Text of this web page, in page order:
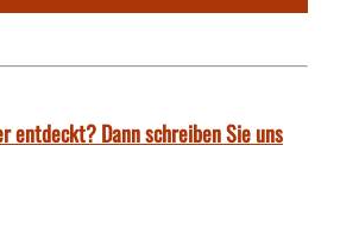
entdeckt? Dann schreiben Sie uns